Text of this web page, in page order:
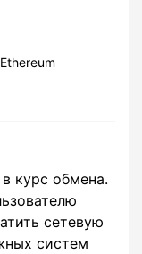
курс обмена.
сетевую
систем